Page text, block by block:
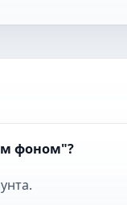
фоном"?